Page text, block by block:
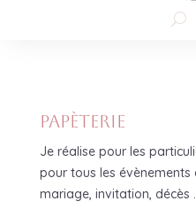
Papèterie
Je réalise pour les
pour tous les évènements
mariage, invitation, décès